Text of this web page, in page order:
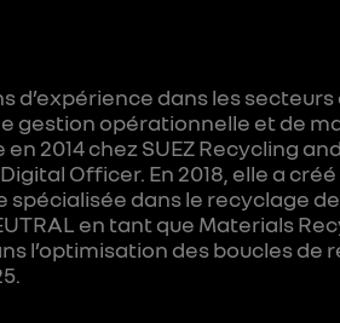
d’expérience dans les
gestion opérationnelle et de
en 2014 chez SUEZ Recycling
Officer. En 2018, elle a
spécialisée dans le recyclage
en tant que Materials
l’optimisation des boucles